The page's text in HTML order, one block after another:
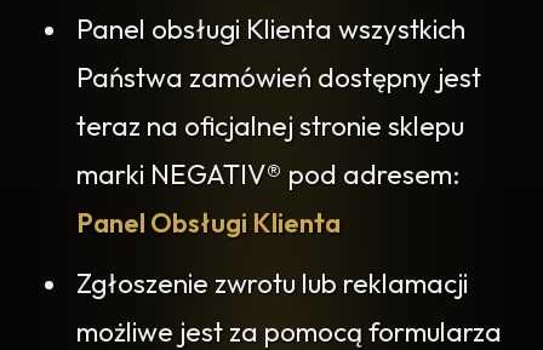
Panel obsługi Klienta wszystkich
Państwa zamówień dostępny jest
teraz na oficjalnej stronie sklepu
marki NEGATIV® pod adresem:
Panel Obsługi Klienta
Zgłoszenie zwrotu lub reklamacji
możliwe jest za pomocą formularza